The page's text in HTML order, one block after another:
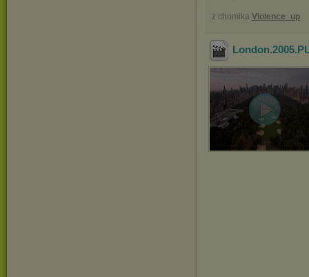
z chomika Violence_up